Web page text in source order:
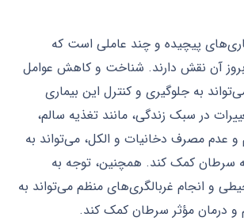
پیچیده و چند عاملی است که
آن نقش دارند. شناخت و کاهش عوامل
به جلوگیری و کنترل این بیماری
در سبک زندگی، مانند تغذیه سالم،
عدم مصرف دخانیات و الکل، می‌تواند به
سرطان کمک کند. همچنین، توجه به
و انجام غربالگری‌های منظم می‌تواند به
درمان مؤثر سرطان کمک کند.